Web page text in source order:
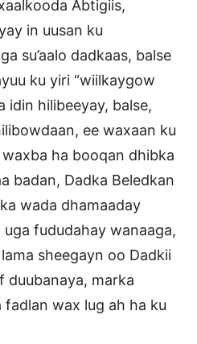
Abtigiis,
in uusan ku
su’aalo dadkaas, balse
ku yiri “wiilkaygow
idin hilibeeyay, balse,
ee waxaan ku
ha booqan dhibka
badan, Dadka Beledkan
wada dhamaaday
fududahay wanaaga,
sheegayn oo Dadkii
duubanaya, marka
wax lug ah ha ku